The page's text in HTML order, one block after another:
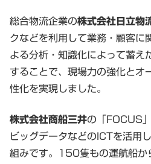
総合物流企業の株式会社日立物
クなどを利用して業務・顧客に
よる分析・知識化によって蓄え
することで、現場力の強化とオ
性化を実現しました。
株式会社商船三井の「FOCUS
ビッグデータなどのICTを活用
組みです。150隻もの運航船か